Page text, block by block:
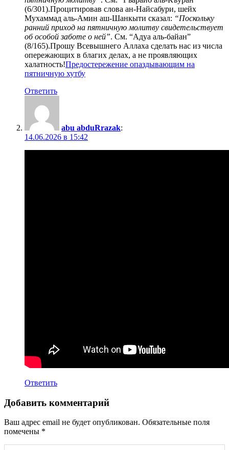
(6/301).Процитировав слова ан-Найсабури, шейх
Мухаммад аль-Амин аш-Шанкыти сказал: “Поскольку
ранний приход на пятничную молитву свидетельствует
об особой заботе о ней”. См. “Адуа аль-байан”
(8/165).Прошу Всевышнего Аллаха сделать нас из числа
опережающих в благих делах, а не проявляющих
халатность!Предостережение опаздывающим на
пятничную хутбу
Ответить
abu abduRrazak:
14.06.2026 в 15:42
Ответить
Добавить комментарий
Ваш адрес email не будет опубликован. Обязательные поля
помечены *